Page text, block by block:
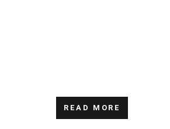
READ MORE